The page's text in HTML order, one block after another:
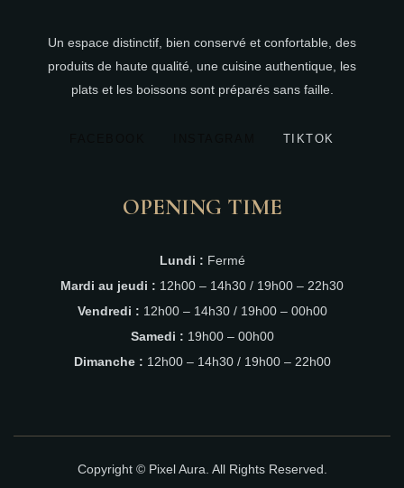
Un espace distinctif, bien conservé et confortable, des
produits de haute qualité, une cuisine authentique, les
plats et les boissons sont préparés sans faille.
TIKTOK
OPENING TIME
Lundi : Fermé
Mardi au jeudi : 12h00 – 14h30 / 19h00 – 22h30
Vendredi : 12h00 – 14h30 / 19h00 – 00h00
Samedi : 19h00 – 00h00
Dimanche : 12h00 – 14h30 / 19h00 – 22h00
Copyright © Pixel Aura. All Rights Reserved.